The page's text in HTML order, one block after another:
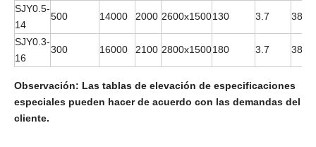
SJY0.5-
14
500 14000 2000 2600x1500130 3.7
SJY0.3-
16
300 16000 2100 2800x1500180 3.7
Observación: Las tablas de elevación de especificaciones
especiales pueden hacer de acuerdo con las demandas del
cliente.